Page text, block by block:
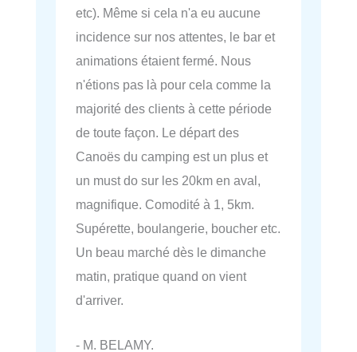
etc). Même si cela n'a eu aucune
incidence sur nos attentes, le bar et
animations étaient fermé. Nous
n'étions pas là pour cela comme la
majorité des clients à cette période
de toute façon. Le départ des
Canoës du camping est un plus et
un must do sur les 20km en aval,
magnifique. Comodité à 1, 5km.
Supérette, boulangerie, boucher etc.
Un beau marché dès le dimanche
matin, pratique quand on vient
d'arriver.
- M. BELAMY.